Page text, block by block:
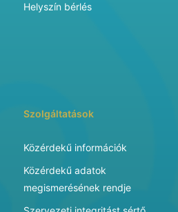
Helyszín bérlés
Szolgáltatások
Közérdekű információk
Közérdekű adatok
megismerésének rendje